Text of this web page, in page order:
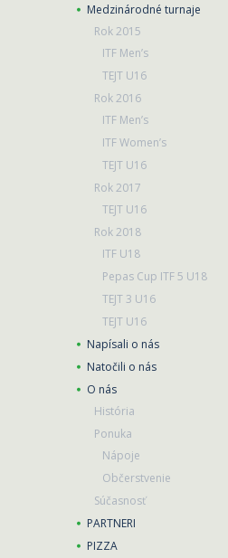
Medzinárodné turnaje
Rok 2015
ITF Men’s
TEJT U16
Rok 2016
ITF Men’s
ITF Women’s
TEJT U16
Rok 2017
TEJT U16
Rok 2018
ITF U18
Pepas Cup ITF 5 U18
TEJT 3 U16
TEJT U16
Napísali o nás
Natočili o nás
O nás
História
Ponuka
Nápoje
Občerstvenie
Súčasnosť
PARTNERI
PIZZA